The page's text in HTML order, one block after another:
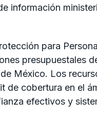
información
para
presupuestales
México. Los
de cobertura en el
efectivos y